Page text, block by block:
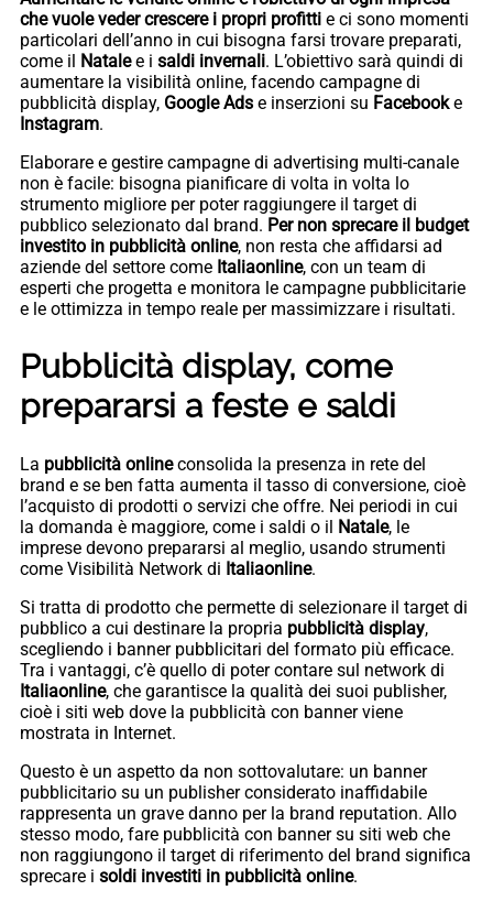
che vuole veder crescere i propri profitti e ci sono momenti
particolari dell’anno in cui bisogna farsi trovare preparati,
come il Natalee i saldi invernali. L’obiettivo sarà quindi di
aumentare la visibilità online, facendo campagne di
pubblicità display, Google Ads e inserzioni su Facebooke
Instagram.
Elaborare e gestire campagne di advertising multi-canale
non è facile: bisogna pianificare di volta in volta lo
strumento migliore per poter raggiungere il target di
pubblico selezionato dal brand. Per non sprecare il budget
investito in pubblicità online, non resta che affidarsi ad
aziende del settore come Italiaonline, con un team di
esperti che progetta e monitora le campagne pubblicitarie
e le ottimizza in tempo reale per massimizzare i risultati.
Pubblicità display, come
prepararsi a feste e saldi
La pubblicità onlineconsolida la presenza in rete del
brand e se ben fatta aumenta il tasso di conversione, cioè
l’acquisto di prodotti o servizi che offre. Nei periodi in cui
la domanda è maggiore, come i saldi o il Natale, le
imprese devono prepararsi al meglio, usando strumenti
come Visibilità Network di Italiaonline.
Si tratta di prodotto che permette di selezionare il target di
pubblico a cui destinare la propria pubblicità display,
scegliendo i banner pubblicitari del formato più efficace.
Tra i vantaggi, c’è quello di poter contare sul network di
Italiaonline, che garantisce la qualità dei suoi publisher,
cioè i siti web dove la pubblicità con banner viene
mostrata in Internet.
Questo è un aspetto da non sottovalutare: un banner
pubblicitario su un publisher considerato inaffidabile
rappresenta un grave danno per la brand reputation. Allo
stesso modo, fare pubblicità con banner su siti web che
non raggiungono il target di riferimento del brand significa
sprecare i soldi investiti in pubblicità online.